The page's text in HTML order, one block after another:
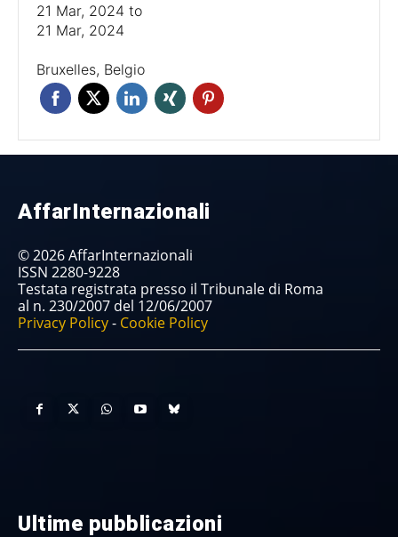
21 Mar, 2024 to
21 Mar, 2024
Bruxelles, Belgio
AffarInternazionali
© 2026 AffarInternazionali
ISSN 2280-9228
Testata registrata presso il Tribunale di Roma
al n. 230/2007 del 12/06/2007
Privacy Policy- Cookie Policy
Ultime pubblicazioni